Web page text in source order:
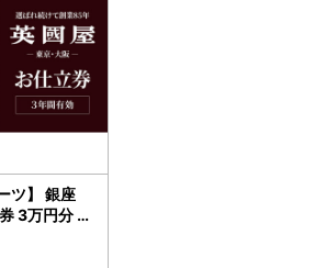
ツ】 銀座
3万円分
ジネスス